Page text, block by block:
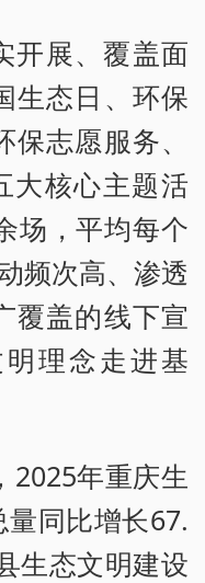
开展、覆盖面
生态日、环保
志愿服务、
大核心主题活
场，平均每个
频次高、渗透
覆盖的线下宣
理念走进基
2025年重庆生
同比增长67.
生态文明建设